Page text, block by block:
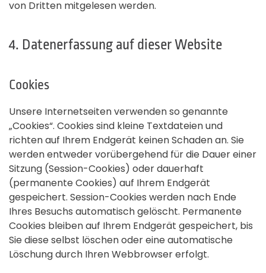
von Dritten mitgelesen werden.
4. Datenerfassung auf dieser Website
Cookies
Unsere Internetseiten verwenden so genannte
„Cookies“. Cookies sind kleine Textdateien und
richten auf Ihrem Endgerät keinen Schaden an. Sie
werden entweder vorübergehend für die Dauer einer
Sitzung (Session-Cookies) oder dauerhaft
(permanente Cookies) auf Ihrem Endgerät
gespeichert. Session-Cookies werden nach Ende
Ihres Besuchs automatisch gelöscht. Permanente
Cookies bleiben auf Ihrem Endgerät gespeichert, bis
Sie diese selbst löschen oder eine automatische
Löschung durch Ihren Webbrowser erfolgt.